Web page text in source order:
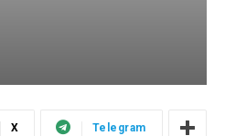
X Telegram